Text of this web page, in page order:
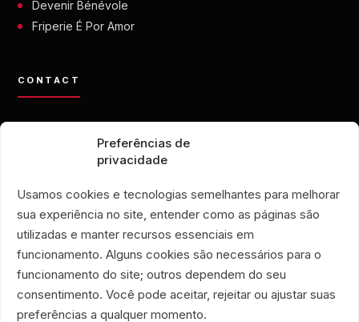
Preferências de
privacidade
Usamos cookies e tecnologias semelhantes para melhorar
sua experiência no site, entender como as páginas são
utilizadas e manter recursos essenciais em
funcionamento. Alguns cookies são necessários para o
funcionamento do site; outros dependem do seu
consentimento. Você pode aceitar, rejeitar ou ajustar suas
preferências a qualquer momento.
Devenir Bénévole
Friperie É Por Amor
CONTACT
+55 21 99028-9090
ONG É POR AMOR
Manguinhos • Rio de Janeiro, Brésil
FRIPERIE É POR AMOR
boutiques 719 et 720
Copacabana • Rio de Janeiro, Brésil